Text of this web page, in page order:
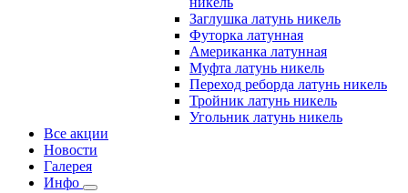
Заглушка латунь никель
Футорка латунная
Американка латунная
Муфта латунь никель
Переход реборда латунь никель
Тройник латунь никель
Угольник латунь никель
Все акции
Новости
Галерея
Инфо